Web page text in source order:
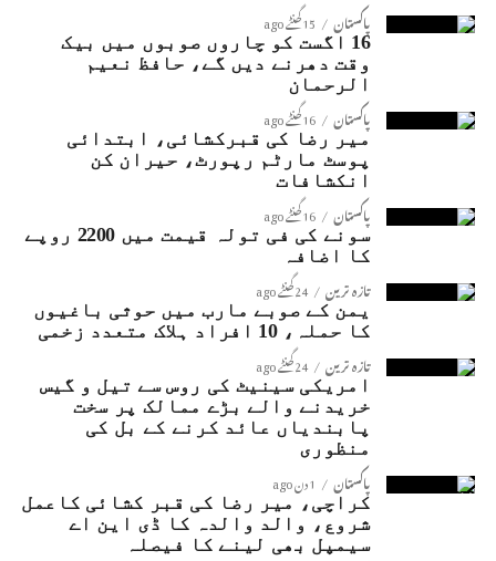
پاکستان 15 گھنٹے ago
16 اگست کو چاروں صوبوں میں بیک
وقت دھرنے دیں گے، حافظ نعیم
الرحمان
پاکستان 16 گھنٹے ago
میر رضا کی قبرکشائی، ابتدائی
پوسٹ مارٹم رپورٹ، حیران کن
انکشافات
پاکستان 16 گھنٹے ago
سونے کی فی تولہ قیمت میں 2200 روپے
کا اضافہ
تازہ ترین 24 گھنٹے ago
یمن کے صوبے مارب میں حوثی باغیوں
کا حملہ، 10 افراد ہلاک متعدد زخمی
تازہ ترین 24 گھنٹے ago
امریکی سینیٹ کی روس سے تیل و گیس
خریدنے والے بڑے ممالک پر سخت
پابندیاں عائد کرنے کے بل کی
منظوری
پاکستان 1 دن ago
کراچی، میر رضا کی قبر کشائی کاعمل
شروع، والد والدہ کا ڈی این اے
سیمپل بھی لینے کا فیصلہ